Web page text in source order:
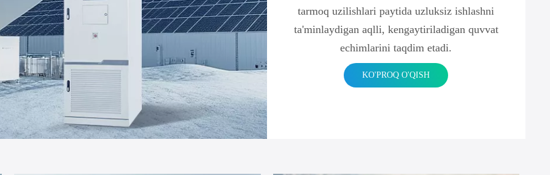
tarmoq uzilishlari paytida uzluksiz ishlashni
ta'minlaydigan aqlli, kengaytiriladigan quvvat
echimlarini taqdim etadi.
KO'PROQ O'QISH